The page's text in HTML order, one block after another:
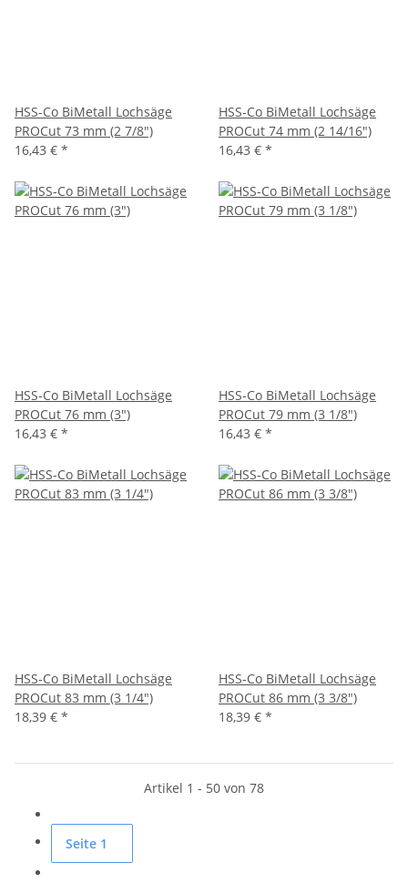
HSS-Co BiMetall Lochsäge
PROCut 73 mm (2 7/8")
16,43 € *
HSS-Co BiMetall Lochsäge
PROCut 74 mm (2 14/16")
16,43 € *
HSS-Co BiMetall Lochsäge
PROCut 76 mm (3")
16,43 € *
HSS-Co BiMetall Lochsäge
PROCut 79 mm (3 1/8")
16,43 € *
HSS-Co BiMetall Lochsäge
PROCut 83 mm (3 1/4")
18,39 € *
HSS-Co BiMetall Lochsäge
PROCut 86 mm (3 3/8")
18,39 € *
Artikel 1 - 50 von 78
Seite 1